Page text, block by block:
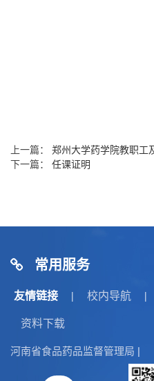
上一篇： 郑州大学药学院教职工
下一篇： 任课证明
常用服务
友情链接 | 校内导航 |
资料下载
河南省食品药品监督管理局 |